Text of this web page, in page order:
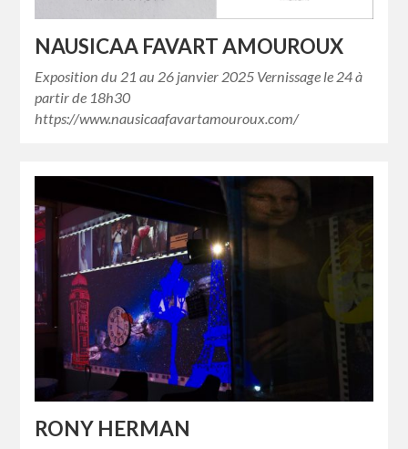
NAUSICAA FAVART AMOUROUX
Exposition du 21 au 26 janvier 2025 Vernissage le 24 à
partir de 18h30
https://www.nausicaafavartamouroux.com/
RONY HERMAN